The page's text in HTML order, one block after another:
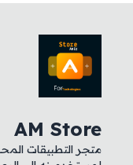
AM Store
متجر التطبيقات